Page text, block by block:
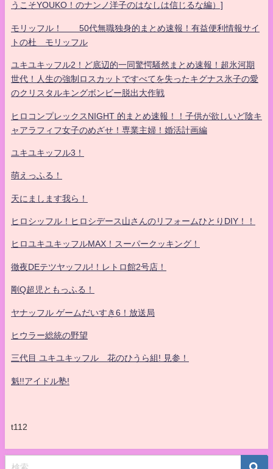
うこそYOUKO！のナンノ洋子のはなしは信じるな編）]
モリッフル！ 50代無職独身的まとめ速報！有益便利情報サイ
トの杜 モリッフル
ユキユキッフル2！ど底辺的一同驚愕騒然まとめ速報！超氷河期
世代！人生の強制ロスカットですべてを失ったキグナス氷子の愛
のクリスタルキングボンビー脱出大作戦
ヒロコンプレックスNIGHT 的まとめ速報！！子供が欲しいど陰キ
ャアラフィフ女子のめざせ！専業主婦！婚活計画編
ユキユキッフル3！
萌えっふる！
天にまします我ら！
ヒロシッフル！ヒロシデース山さんのリフォームひとりDIY！！
ヒロユキユキッフルMAX！スーパークッキング！
徹夜DEテツヤッフル!！レトロ館2号店！
剛Q超児ともっふる！
ヤナッフル ゲームだいすき6！放送局
ヒウラー総統の野望
三代目 ユキユキッフル 花のひうら組! 見参！
魁!!アイドル塾!
t112